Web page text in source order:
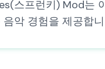
스프런키) Mod는
악 경험을 제공합